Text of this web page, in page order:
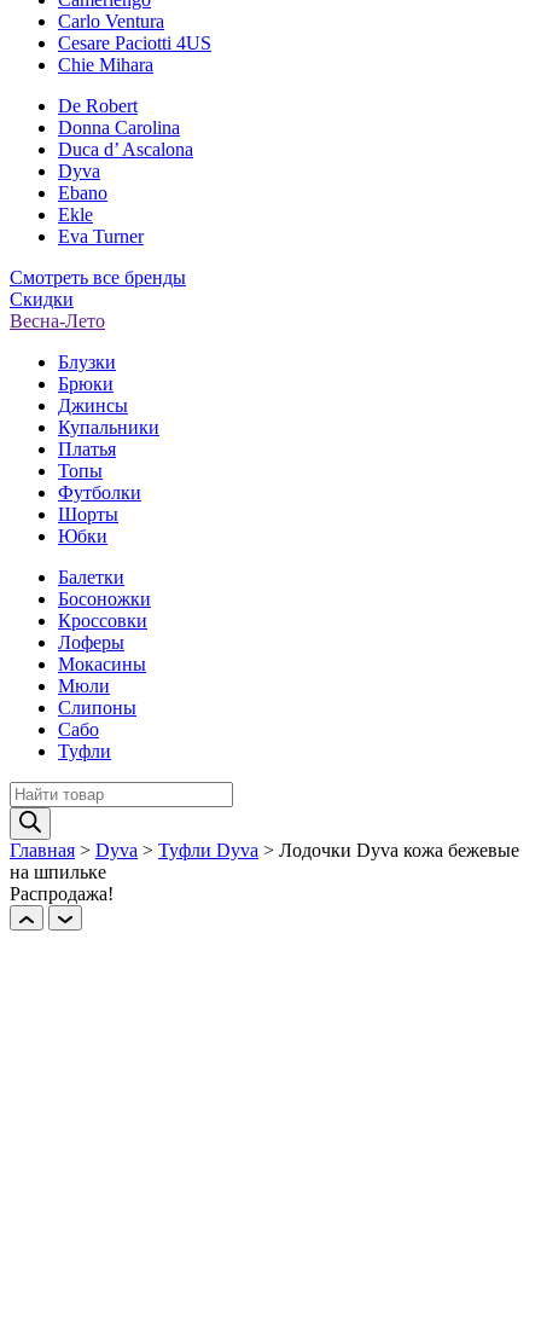
Carlo Ventura
Cesare Paciotti 4US
Chie Mihara
De Robert
Donna Carolina
Duca d’ Ascalona
Dyva
Ebano
Ekle
Eva Turner
Смотреть все бренды
Скидки
Весна-Лето
Блузки
Брюки
Джинсы
Купальники
Платья
Топы
Футболки
Шорты
Юбки
Балетки
Босоножки
Кроссовки
Лоферы
Мокасины
Мюли
Слипоны
Сабо
Туфли
Поиск
товаров
Главная > Dyva > Туфли Dyva > Лодочки Dyva кожа бежевые
на шпильке
Распродажа!